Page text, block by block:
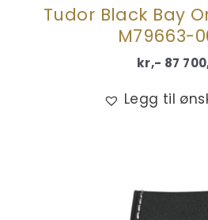
Tudor Black Bay
M79663-
kr,- 87 700
Legg til